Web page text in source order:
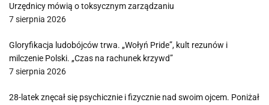
Urzędnicy mówią o toksycznym zarządzaniu
7 sierpnia 2026
Gloryfikacja ludobójców trwa. „Wołyń Pride”, kult rezunów i
milczenie Polski. „Czas na rachunek krzywd”
7 sierpnia 2026
28-latek znęcał się psychicznie i fizycznie nad swoim ojcem. Poniżał